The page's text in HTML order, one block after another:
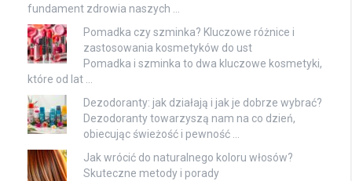
fundament zdrowia naszych …
Pomadka czy szminka? Kluczowe różnice i
zastosowania kosmetyków do ust
Pomadka i szminka to dwa kluczowe kosmetyki,
które od lat …
Dezodoranty: jak działają i jak je dobrze wybrać?
Dezodoranty towarzyszą nam na co dzień,
obiecując świeżość i pewność …
Jak wrócić do naturalnego koloru włosów?
Skuteczne metody i porady